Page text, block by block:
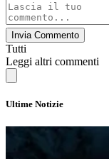
Invia Commento
Tutti
Leggi altri commenti
Ultime Notizie